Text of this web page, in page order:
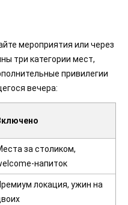
мероприятия или через
три категории мест,
привилегии
вечера:
за столиком,
напиток
локация, ужин на